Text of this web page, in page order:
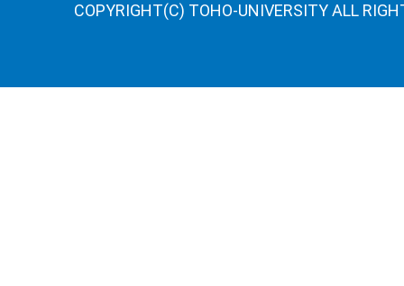
COPYRIGHT(C) TOHO-UNIVERSITY ALL